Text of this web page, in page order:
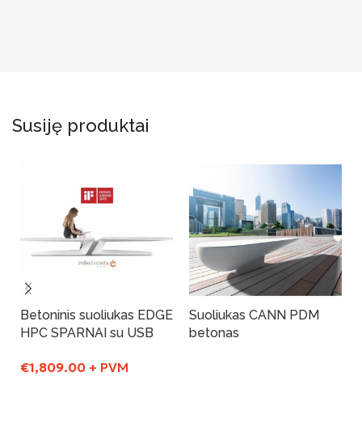
Susiję produktai
Betoninis suoliukas EDGE
HPC SPARNAI su USB
€1,809.00 + PVM
Suoliukas CANN PDM
betonas